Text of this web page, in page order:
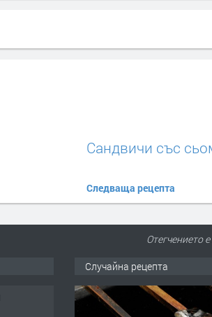
Сандвичи със
Следваща рецепта
Отегчението
Случайна рецепта